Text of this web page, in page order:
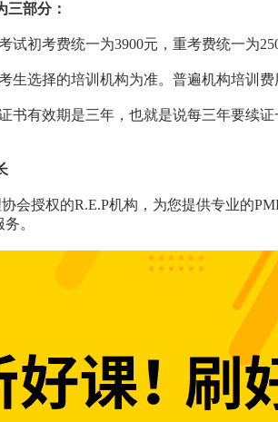
三部分：
试初考费统一为3900元，重考费统一为
生选择的培训机构为准。普遍机构培训费
书有效期是三年，也就是说每三年要续
会授权的R.E.P机构，为您提供专业的
。